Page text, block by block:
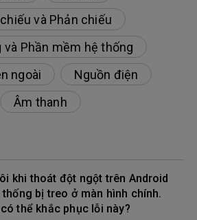
và Phản chiếu
và Phần mềm hệ thống
ngoài
Nguồn điện
Âm thanh
khi thoát đột ngột trên Android
bị treo ở màn hình chính.
thể khắc phục lỗi này?